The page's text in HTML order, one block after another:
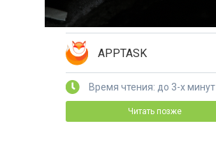
APPTASK
Время чтения: до 3-х минут
Читать позже